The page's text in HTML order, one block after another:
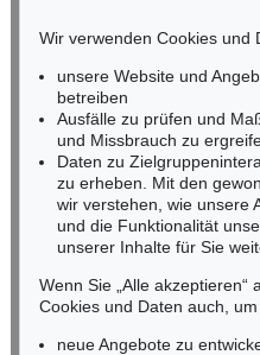
RHEINLAND-PFALZ
Miriam Heß
Tel.: +49 (0)62 21 58 80-038
Fax: +49 (0)62 21 58 80-
NORDDEUTSCHLAND
Nico Kassel, M.A.
Tel.: +49 (0)89 55244-164
Mobil: +49 (0)171 8618661
n.kassel@kettererkunst.de
Wir verwenden Cookies und
unsere Website und
betreiben
Ausfälle zu prüfen und
und Missbrauch zu
Daten zu
zu erheben. Mit den
wir verstehen, wie unsere
und die Funktionalität
unserer Inhalte für Sie
Wenn Sie „Alle akzeptieren“
Cookies und Daten auch, um
neue Angebote zu